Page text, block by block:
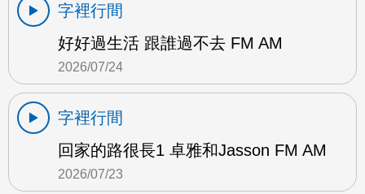
字裡行間
好好過生活 跟誰過不去 FM AM
2026/07/24
字裡行間
回家的路很長1 卓雅和Jasson FM AM
2026/07/23